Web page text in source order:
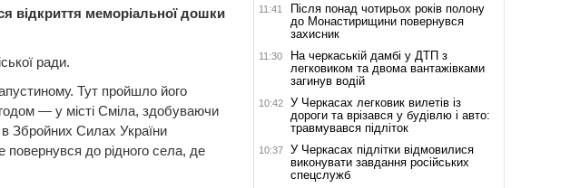
відкриття меморіальної дошки
ради.
Тут пройшло його
— у місті Сміла, здобуваючи
Збройних Силах України
повернувся до рідного села, де
11:41
Після понад чотирьох років полону
до Монастирищини повернувся
захисник
11:30
На черкаській дамбі у ДТП з
легковиком та двома вантажівками
загинув водій
10:42
У Черкасах легковик вилетів із
дороги та врізався у будівлю і авто:
травмувався підліток
10:37
У Черкасах підлітки відмовилися
виконувати завдання російських
спецслужб